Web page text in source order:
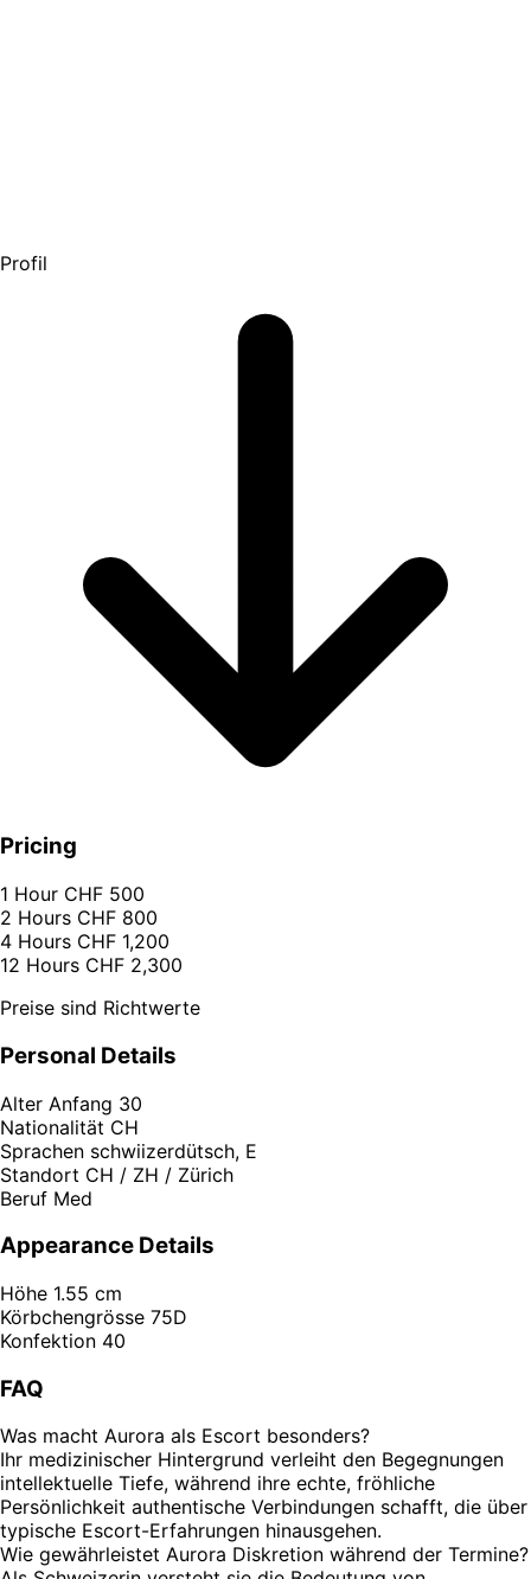
Profil
Pricing
1 Hour CHF 500
2 Hours CHF 800
4 Hours CHF 1,200
12 Hours CHF 2,300
Preise sind Richtwerte
Personal Details
Alter Anfang 30
Nationalität CH
Sprachen schwiizerdütsch, E
Standort CH / ZH / Zürich
Beruf Med
Appearance Details
Höhe 1.55 cm
Körbchengrösse 75D
Konfektion 40
FAQ
Was macht Aurora als Escort besonders?
Ihr medizinischer Hintergrund verleiht den Begegnungen
intellektuelle Tiefe, während ihre echte, fröhliche
Persönlichkeit authentische Verbindungen schafft, die über
typische Escort-Erfahrungen hinausgehen.
Wie gewährleistet Aurora Diskretion während der Termine?